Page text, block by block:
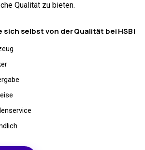
Qualität zu bieten.
sich selbst von der Qualität bei HSB!